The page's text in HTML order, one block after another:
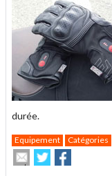
durée.
Equipement Catégories
Envoyer
cet
Partager
sur
sur